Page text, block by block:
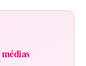
médias